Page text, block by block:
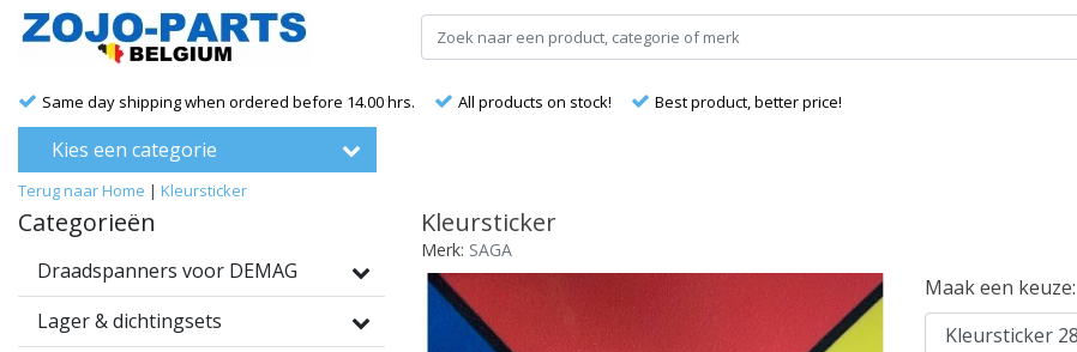
Same day shipping when ordered before 14.00 hrs. All products on stock! Best product, better price!
Kies een categorie
Terug naar Home | Kleursticker
Categorieën
Draadspanners voor DEMAG
Lager & dichtingsets
Kleursticker
Merk: SAGA
Maak een keuze: